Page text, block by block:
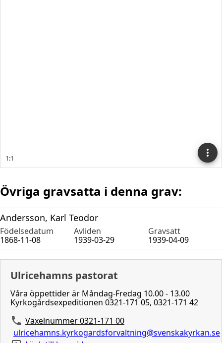
Övriga gravsatta i denna grav:
Andersson, Karl Teodor
Födelsedatum Avliden
Gravsatt
1868-11-08
1939-03-29 1939-04-09
Ulricehamns pastorat
Våra öppettider är Måndag-Fredag 10.00 - 13.00
Kyrkogårdsexpeditionen 0321-171 05, 0321-171 42
Växelnummer 0321-171 00
ulricehamns.kyrkogardsforvaltning@svenskakyrkan.se